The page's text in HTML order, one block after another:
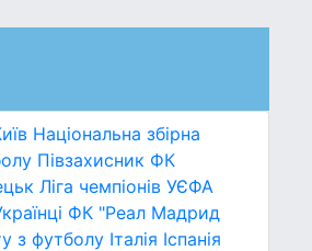
Національна збірна
Півзахисник ФК
Ліга чемпіонів УЄФА
ФК "Реал Мадрид
з футболу Італія Іспанія